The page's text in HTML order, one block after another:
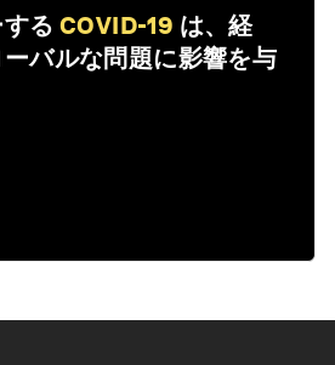
る COVID-19 は、経
バルな問題に影響を与